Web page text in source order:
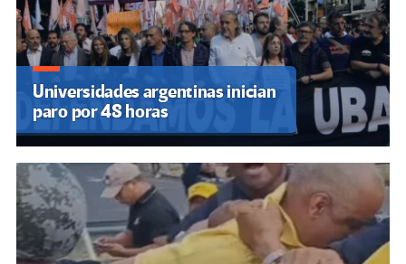
Universidades argentinas inician
paro por 48 horas